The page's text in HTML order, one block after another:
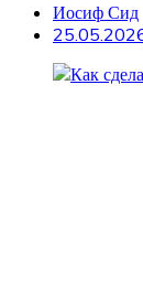
Иосиф Сид